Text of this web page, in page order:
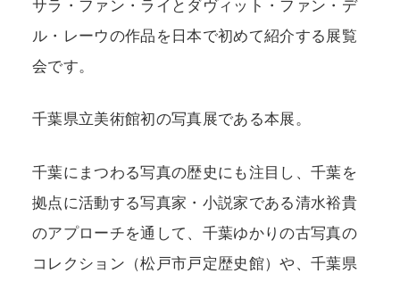
サラ・ファン・ライとダヴィット・ファン・デ
ル・レーウの作品を日本で初めて紹介する展覧
会です。
千葉県立美術館初の写真展である本展。
千葉にまつわる写真の歴史にも注目し、千葉を
拠点に活動する写真家・小説家である清水裕貴
のアプローチを通して、千葉ゆかりの古写真の
コレクション（松戸市戸定歴史館）や、千葉県